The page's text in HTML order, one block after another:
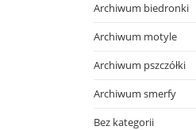
Archiwum biedronki
Archiwum motyle
Archiwum pszczółki
Archiwum smerfy
Bez kategorii